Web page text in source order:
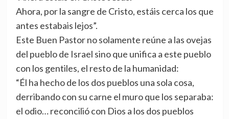
Ahora, por la sangre de Cristo, estáis cerca los que
antes estabais lejos”.
Este Buen Pastor no solamente reúne a las ovejas
del pueblo de Israel sino que unifica a este pueblo
con los gentiles, el resto de la humanidad:
“Él ha hecho de los dos pueblos una sola cosa,
derribando con su carne el muro que los separaba:
el odio… reconcilió con Dios a los dos pueblos